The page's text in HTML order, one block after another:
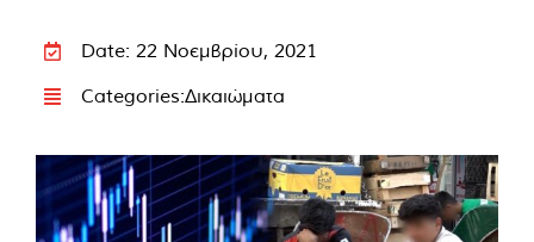
Date: 22 Νοεμβρίου, 2021
Categories:Δικαιώματα